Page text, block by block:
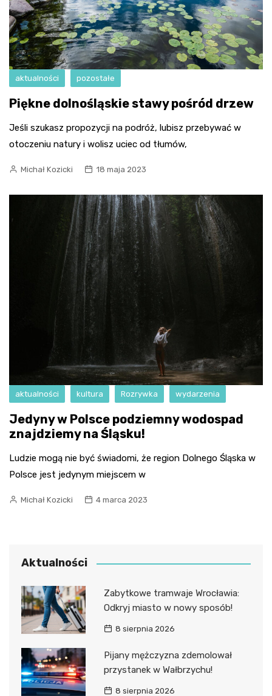
aktualności pozostałe
Piękne dolnośląskie stawy pośród drzew
Jeśli szukasz propozycji na podróż, lubisz przebywać w
otoczeniu natury i wolisz uciec od tłumów,
Michał Kozicki 18 maja 2023
aktualności kultura Rozrywka wydarzenia
Jedyny w Polsce podziemny wodospad
znajdziemy na Śląsku!
Ludzie mogą nie być świadomi, że region Dolnego Śląska w
Polsce jest jedynym miejscem w
Michał Kozicki 4 marca 2023
Aktualności
Zabytkowe tramwaje Wrocławia:
Odkryj miasto w nowy sposób!
8 sierpnia 2026
Pijany mężczyzna zdemolował
przystanek w Wałbrzychu!
8 sierpnia 2026